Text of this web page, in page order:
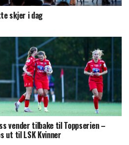
skjer i dag
vender tilbake til Toppserien –
ut til LSK Kvinner